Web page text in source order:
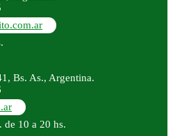
Bs. As., Argentina.
de 10 a 20 hs.